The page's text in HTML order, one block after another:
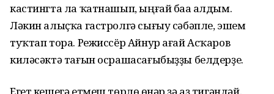
кастингта ла ҡатнашып, ыңғай баһа алдым.
Ләкин алыҫҡа гастролгә сығыу сәбәпле, эшем
туҡтап тора. Режиссёр Айнур ағай Асҡаров
киләсәктә тағын осрашасағыбыҙҙы белдерҙе.